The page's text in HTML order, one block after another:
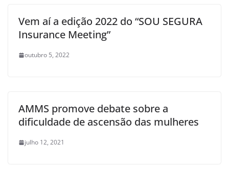
Vem aí a edição 2022 do “SOU SEGURA
Insurance Meeting”
outubro 5, 2022
AMMS promove debate sobre a
dificuldade de ascensão das mulheres
julho 12, 2021